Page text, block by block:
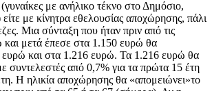
με ανήλικο τέκνο στο Δημόσιο,
με κίνητρα εθελουσίας αποχώρησης, πάλι
Μια σύνταξη που ήταν πριν από τις
και μετά έπεσε στα 1.150 ευρώ θα
ευρώ και στα 1.216 ευρώ. Τα 1.216 ευρώ θα
συντελεστές από 0,7% για τα πρώτα 15 έτη
Η ηλικία αποχώρησης θα «απομειώνει»το